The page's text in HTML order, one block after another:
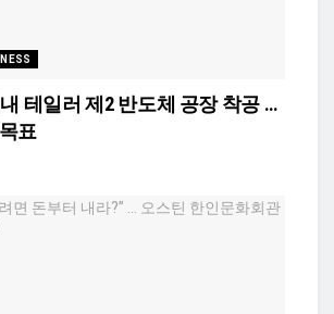
테일러 제2 반도체 공장 착공 …
표